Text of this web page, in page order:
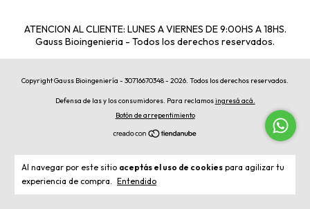
Al navegar por este sitio aceptás el uso de cookies para agilizar tu
experiencia de compra. Entendido
ATENCION AL CLIENTE: LUNES A VIERNES DE 9:00HS A 18HS.
Gauss Bioingenieria - Todos los derechos reservados.
Copyright Gauss Bioingeniería - 30716670348 - 2026. Todos los derechos reservados.
Defensa de las y los consumidores. Para reclamosingresá acá.
Botón de arrepentimiento